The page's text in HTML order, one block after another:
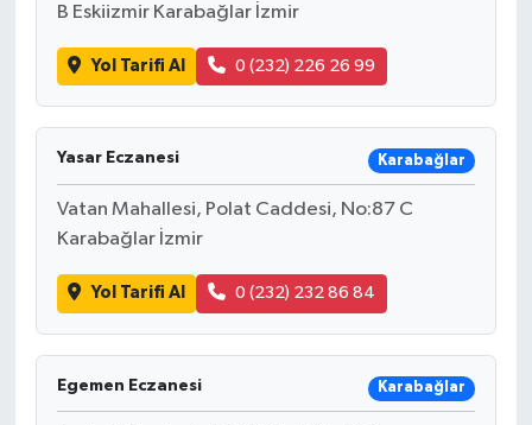
B Eskiizmir Karabağlar İzmir
Yol Tarifi Al 0 (232) 226 26 99
Yasar Eczanesi Karabağlar
Vatan Mahallesi, Polat Caddesi, No:87 C
Karabağlar İzmir
Yol Tarifi Al 0 (232) 232 86 84
Egemen Eczanesi Karabağlar